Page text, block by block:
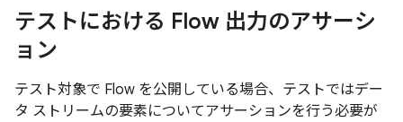
テストにおける Flow 出力のアサーシ
ョン
テスト対象で Flow を公開している場合、テストではデー
タ ストリームの要素についてアサーションを行う必要が